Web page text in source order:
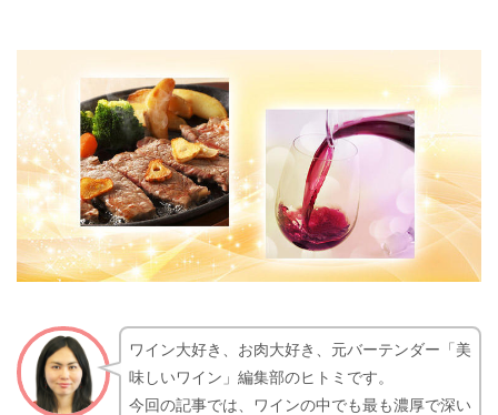
ワイン大好き、お肉大好き、元バーテンダー「美
味しいワイン」編集部のヒトミです。
今回の記事では、ワインの中でも最も濃厚で深い